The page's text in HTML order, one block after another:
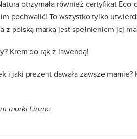
otrzymała również certyfikat
pochwalić! To wszystko tylko
z polską marką jest spełnieniem jej
Krem do rąk z lawendą!
i jaki prezent dawała zawsze
marki Lirene